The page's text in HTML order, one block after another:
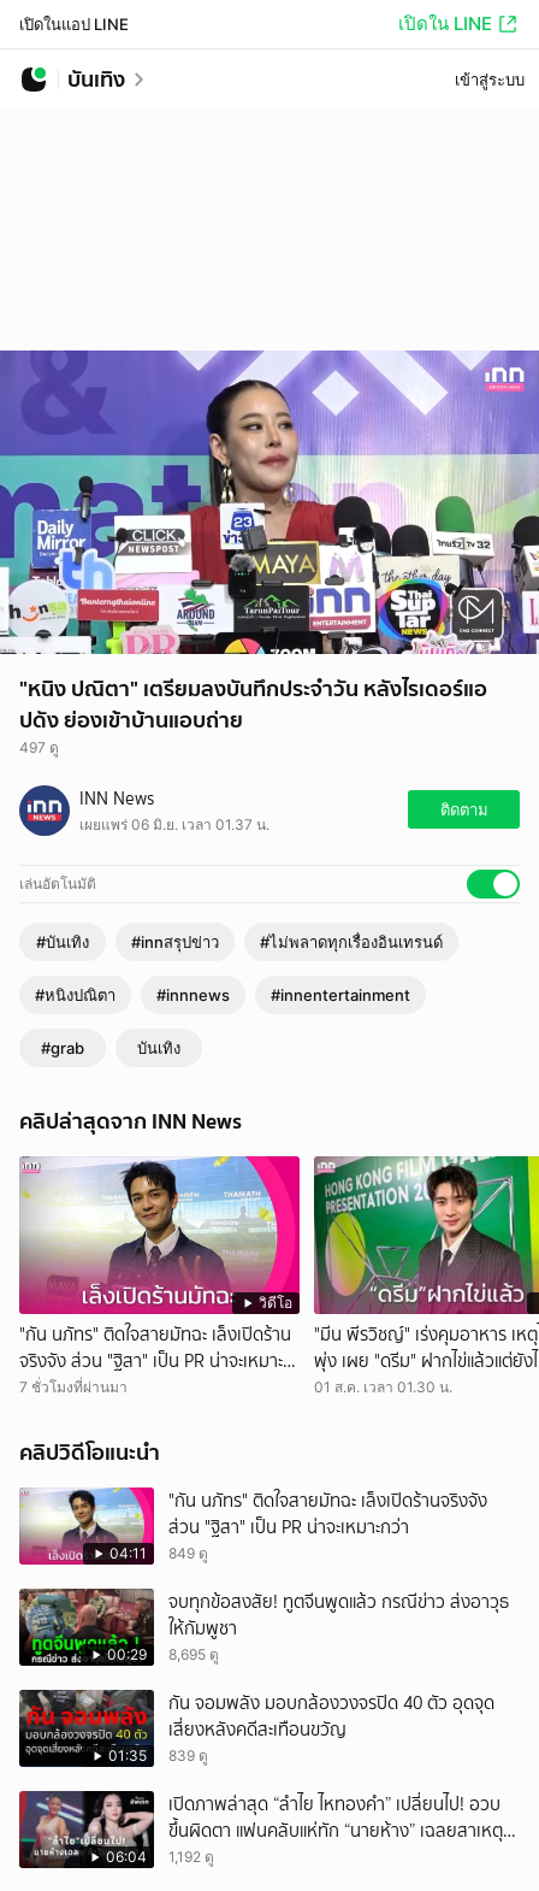
เปิดในแอป LINE เปิดใน LINE
บันเทิง เข้าสู่ระบบ
"หนิง ปณิตา" เตรียมลงบันทึกประจำวัน หลังไรเดอร์แอ
ปดัง ย่องเข้าบ้านแอบถ่าย
497 ดู
INN News
เผยแพร่ 06 มิ.ย. เวลา 01.37 น.
ติดตาม
เล่นอัตโนมัติ
#บันเทิง #innสรุปข่าว #ไม่พลาดทุกเรื่องอินเทรนด์
#หนิงปณิตา #innnews #innentertainment
#grab บันเทิง
คลิปล่าสุดจาก INN News
วิดีโอ
"กัน นภัทร" ติดใจสายมัทฉะ เล็งเปิดร้าน
จริงจัง ส่วน "ฐิสา" เป็น PR น่าจะเหมาะ
กว่า
7 ชั่วโมงที่ผ่านมา
"มีน พีรวิชญ์" เร่งคุมอาหาร เห
พุ่ง เผย "ดรีม" ฝากไข่แล้วแต่ยัง
แต่ง
01 ส.ค. เวลา 01.30 น.
คลิปวิดีโอแนะนำ
04:11
"กัน นภัทร" ติดใจสายมัทฉะ เล็งเปิดร้านจริงจัง
ส่วน "ฐิสา" เป็น PR น่าจะเหมาะกว่า
849 ดู
00:29
จบทุกข้อสงสัย! ทูตจีนพูดแล้ว กรณีข่าว ส่งอาวุธ
ให้กัมพูชา
8,695 ดู
01:35
กัน จอมพลัง มอบกล้องวงจรปิด 40 ตัว อุดจุด
เสี่ยงหลังคดีสะเทือนขวัญ
839 ดู
06:04
เปิดภาพล่าสุด “ลำไย ไหทองคำ” เปลี่ยนไป! อวบ
ขึ้นผิดตา แฟนคลับแห่ทัก “นายห้าง” เฉลยสาเหตุ
ชัด!
1,192 ดู